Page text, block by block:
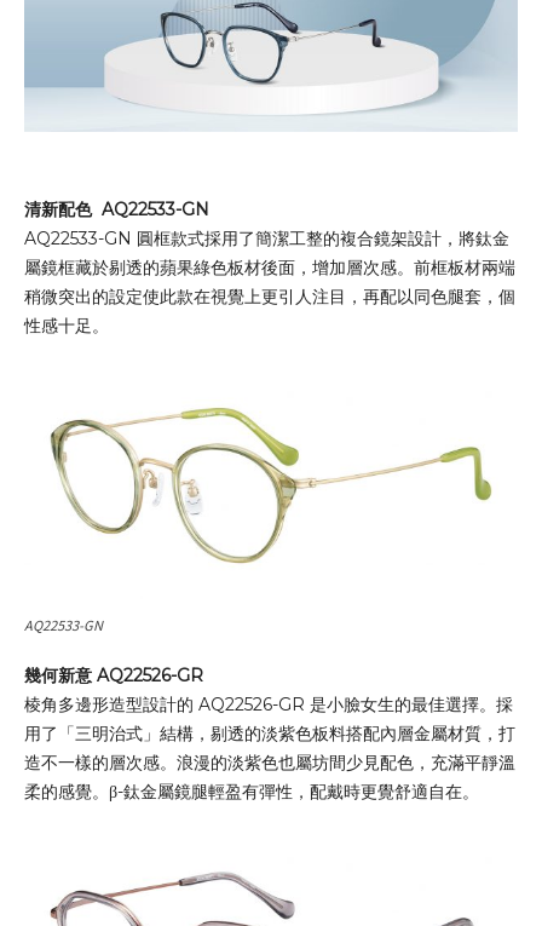
清新配色 AQ22533-GN
AQ22533-GN 圓框款式採用了簡潔工整的複合鏡架設計，將鈦金
屬鏡框藏於剔透的蘋果綠色板材後面，增加層次感。前框板材兩端
稍微突出的設定使此款在視覺上更引人注目，再配以同色腿套，個
性感十足。
AQ22533-GN
幾何新意 AQ22526-GR
棱角多邊形造型設計的 AQ22526-GR 是小臉女生的最佳選擇。採
用了「三明治式」結構，剔透的淡紫色板料搭配內層金屬材質，打
造不一樣的層次感。浪漫的淡紫色也屬坊間少見配色，充滿平靜溫
柔的感覺。β-鈦金屬鏡腿輕盈有彈性，配戴時更覺舒適自在。